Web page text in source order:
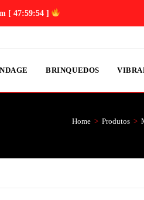
[ 47:59:53 ]
BRINQUEDOS
Home > Produtos >